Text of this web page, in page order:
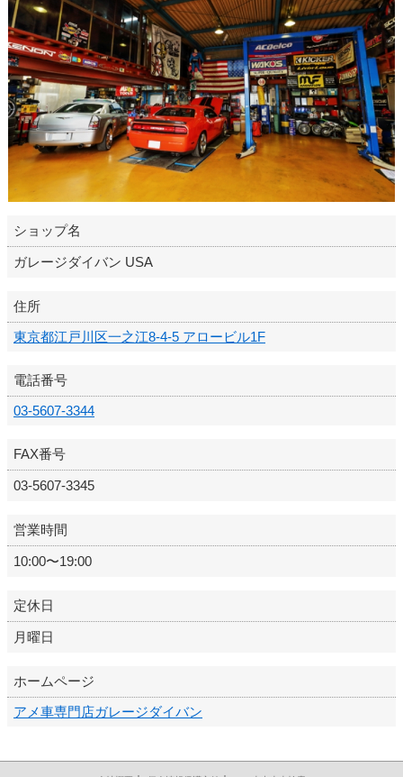
ショップ名
ガレージダイバン USA
住所
東京都江戸川区一之江8-4-5 アロービル1F
電話番号
03-5607-3344
FAX番号
03-5607-3345
営業時間
10:00〜19:00
定休日
月曜日
ホームページ
アメ車専門店ガレージダイバン